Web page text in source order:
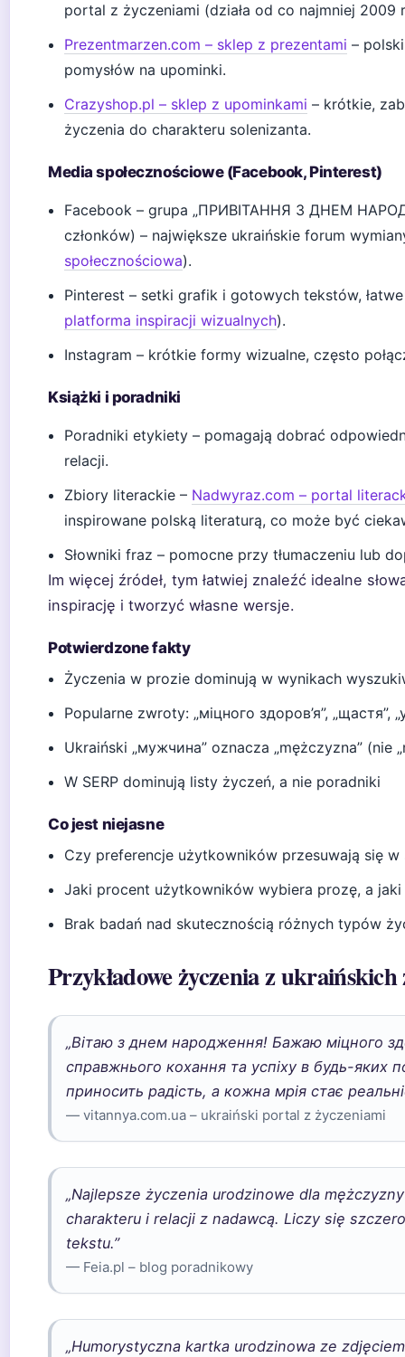
portal z życzeniami (działa od co najmniej 2009
Prezentmarzen.com – sklep z prezentami –
pomysłów na upominki.
Crazyshop.pl – sklep z upominkami – krótkie,
życzenia do charakteru solenizanta.
Media społecznościowe (Facebook, Pinterest)
Facebook – grupa „ПРИВІТАННЯ З ДНЕМ
członków) – największe ukraińskie forum
społecznościowa).
Pinterest – setki grafik i gotowych tekstów,
platforma inspiracji wizualnych).
Instagram – krótkie formy wizualne, często
Książki i poradniki
Poradniki etykiety – pomagają dobrać
relacji.
Zbiory literackie – Nadwyraz.com – portal
inspirowane polską literaturą, co może być
Słowniki fraz – pomocne przy tłumaczeniu lub
Im więcej źródeł, tym łatwiej znaleźć idealne
inspirację i tworzyć własne wersje.
Potwierdzone fakty
Życzenia w prozie dominują w wynikach
Popularne zwroty: „міцного здоров’я”, „щастя”,
Ukraiński „мужчина” oznacza „mężczyzna” (nie
W SERP dominują listy życzeń, a nie poradniki
Co jest niejasne
Czy preferencje użytkowników przesuwają się
Jaki procent użytkowników wybiera prozę, a jaki
Brak badań nad skutecznością różnych typów
Przykładowe życzenia z ukraińskich
„Вітаю з днем народження! Бажаю міцного
справжнього кохання та успіху в будь-яких
приносить радість, а кожна мрія стає
— vitannya.com.ua – ukraiński portal z życzeniami
„Najlepsze życzenia urodzinowe dla
charakteru i relacji z nadawcą. Liczy się
tekstu.”
— Feia.pl – blog poradnikowy
„Humorystyczna kartka urodzinowa ze